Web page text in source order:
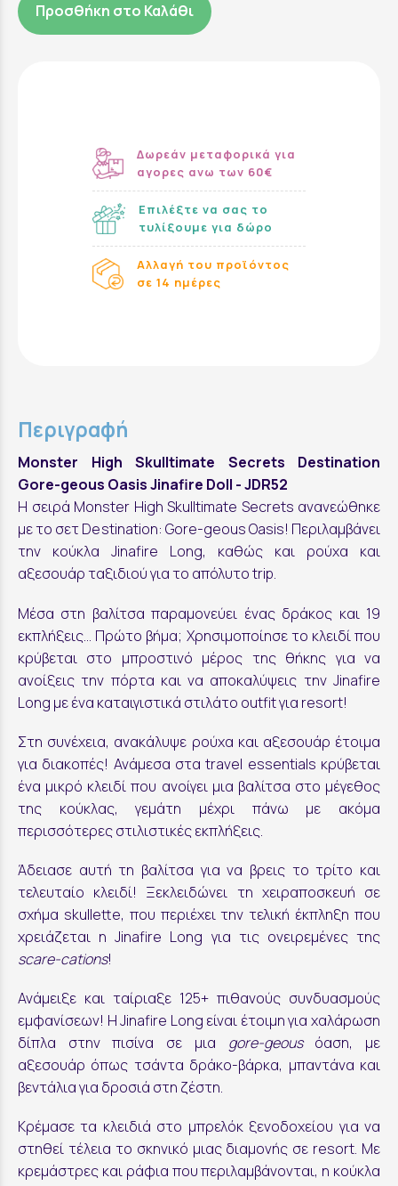
Προσθήκη στο Καλάθι
Δωρεάν μεταφορικά για
αγορες ανω των 60€
Επιλέξτε να σας το
τυλίξουμε για δώρο
Αλλαγή του προϊόντος
σε 14 ημέρες
Περιγραφή
Monster High Skulltimate Secrets Destination
Gore-geous Oasis Jinafire Doll - JDR52
Η σειρά Monster High Skulltimate Secrets ανανεώθηκε
με το σετ Destination: Gore-geous Oasis! Περιλαμβάνει
την κούκλα Jinafire Long, καθώς και ρούχα και
αξεσουάρ ταξιδιού για το απόλυτο trip.
Μέσα στη βαλίτσα παραμονεύει ένας δράκος και 19
εκπλήξεις… Πρώτο βήμα; Χρησιμοποίησε το κλειδί που
κρύβεται στο μπροστινό μέρος της θήκης για να
ανοίξεις την πόρτα και να αποκαλύψεις την Jinafire
Long με ένα καταιγιστικά στιλάτο outfit για resort!
Στη συνέχεια, ανακάλυψε ρούχα και αξεσουάρ έτοιμα
για διακοπές! Ανάμεσα στα travel essentials κρύβεται
ένα μικρό κλειδί που ανοίγει μια βαλίτσα στο μέγεθος
της κούκλας, γεμάτη μέχρι πάνω με ακόμα
περισσότερες στιλιστικές εκπλήξεις.
Άδειασε αυτή τη βαλίτσα για να βρεις το τρίτο και
τελευταίο κλειδί! Ξεκλειδώνει τη χειραποσκευή σε
σχήμα skullette, που περιέχει την τελική έκπληξη που
χρειάζεται η Jinafire Long για τις ονειρεμένες της
scare-cations!
Ανάμειξε και ταίριαξε 125+ πιθανούς συνδυασμούς
εμφανίσεων! Η Jinafire Long είναι έτοιμη για χαλάρωση
δίπλα στην πισίνα σε μια gore-geousόαση, με
αξεσουάρ όπως τσάντα δράκο-βάρκα, μπαντάνα και
βεντάλια για δροσιά στη ζέστη.
Κρέμασε τα κλειδιά στο μπρελόκ ξενοδοχείου για να
στηθεί τέλεια το σκηνικό μιας διαμονής σε resort. Με
κρεμάστρες και ράφια που περιλαμβάνονται, η κούκλα